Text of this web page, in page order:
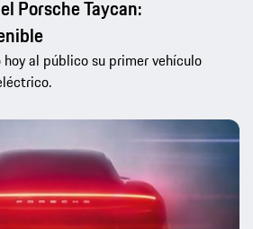
Porsche Taycan:
al público su primer vehículo